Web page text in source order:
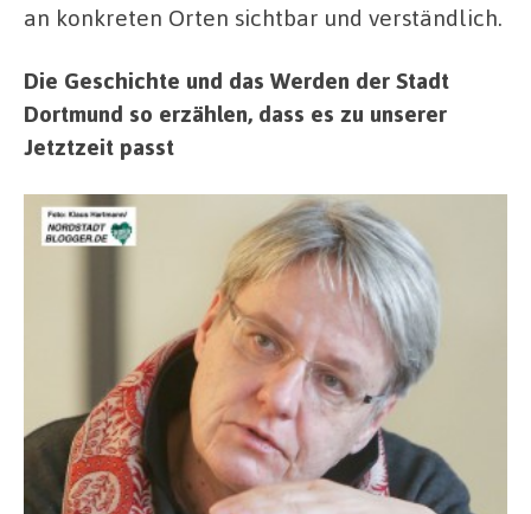
an konkreten Orten sichtbar und verständlich.
Die Geschichte und das Werden der Stadt
Dortmund so erzählen, dass es zu unserer
Jetztzeit passt